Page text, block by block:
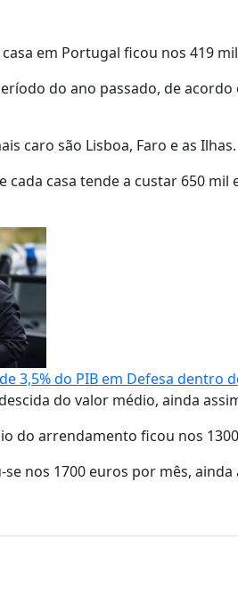
em Portugal ficou nos 419
do ano passado, de
caro são Lisboa, Faro e as Ilhas.
cada casa tende a custar 650 mil
3,5% do PIB em Defesa dentro
do valor médio, ainda
do arrendamento ficou nos
nos 1700 euros por mês,